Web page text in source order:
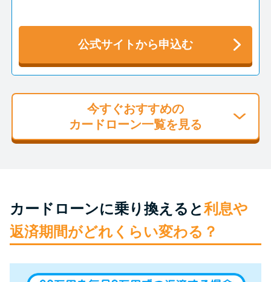
い理由
質屋でお金を借りるには？年利
やシステムをカードローンと比
較
未成年でもお金を借りられる？
学生がお金を借りる方法があ
学生がお金を借りる方法は？親
へのバレにくさや将来への影響
を解説
ソフト闇金とは？悪質な手口に
公式サイトから申込む
今すぐおすすめの
カードローン一覧を見る
カードローンに乗り換えると利息や
返済期間がどれくらい変わる？